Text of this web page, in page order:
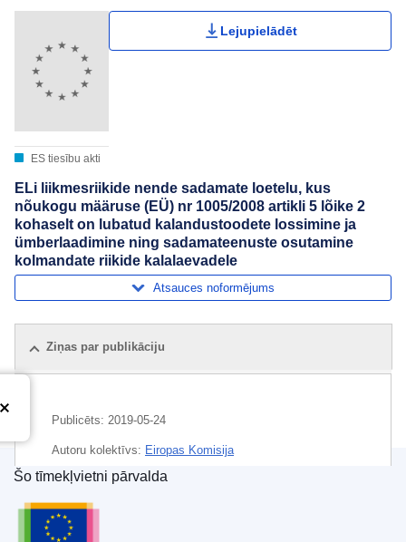
ES tiesību akti
Lejupielādēt
ELi liikmesriikide nende sadamate loetelu, kus
nõukogu määruse (EÜ) nr 1005/2008 artikli 5 lõike 2
kohaselt on lubatud kalandustoodete lossimine ja
ümberlaadimine ning sadamateenuste osutamine
kolmandate riikide kalalaevadele
Atsauces noformējums
Ziņas par publikāciju
Publicēts: 2019-05-24
Autoru kolektīvs: Eiropas Komisija
,ostu iekārta
produkts
Eiropas Savienības Publikāciju birojs
Šo tīmekļvietni pārvalda